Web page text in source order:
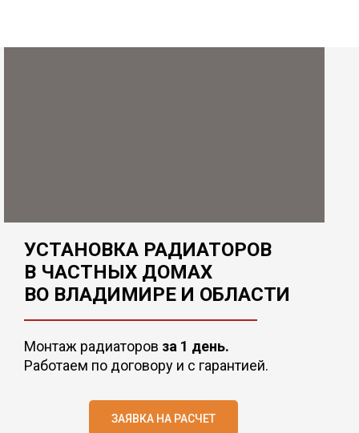
ЗАЯВКА НА РАСЧЕТ
Монтаж радиаторов за 1 день.
Работаем по договору и с гарантией.
УСТАНОВКА РАДИАТОРОВ
В ЧАСТНЫХ ДОМАХ
ВО ВЛАДИМИРЕ И ОБЛАСТИ